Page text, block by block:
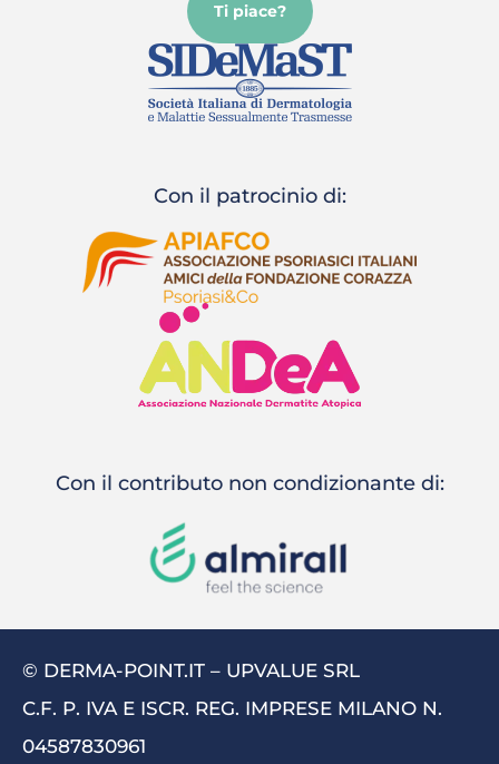
Ti piace?
Con il patrocinio di:
Con il contributo non condizionante di:
© DERMA-POINT.IT – UPVALUE SRL
C.F. P. IVA E ISCR. REG. IMPRESE MILANO N.
04587830961